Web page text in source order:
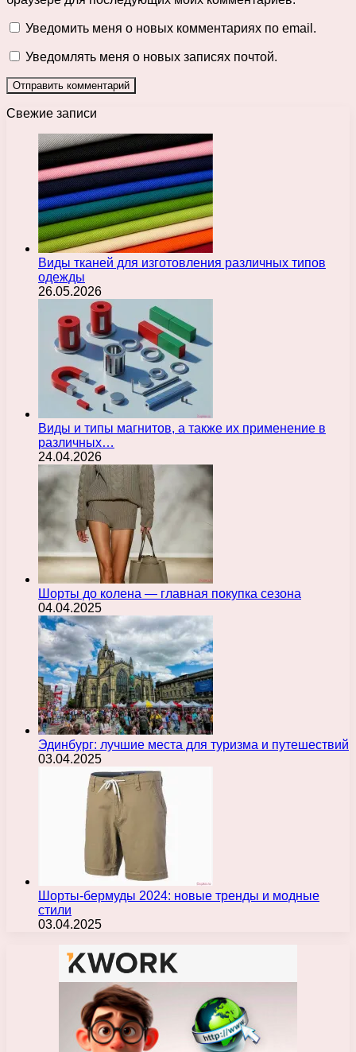
Уведомить меня о новых комментариях по email.
Уведомлять меня о новых записях почтой.
Свежие записи
Виды тканей для изготовления различных типов
одежды
26.05.2026
Виды и типы магнитов, а также их применение в
различных…
24.04.2026
Шорты до колена — главная покупка сезона
04.04.2025
Эдинбург: лучшие места для туризма и путешествий
03.04.2025
Шорты-бермуды 2024: новые тренды и модные
стили
03.04.2025